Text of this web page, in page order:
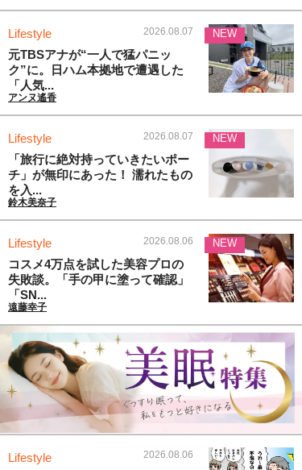
Lifestyle 2026.08.07
元TBSアナが“一人で猛パニッ
ク”に。日ハム本拠地で遭遇した
「人気...
アンヌ遙香
NEW
Lifestyle 2026.08.07
「旅行に絶対持っていきたいポー
チ」が無印にあった！ 濡れたもの
を入...
鈴木美奈子
NEW
Lifestyle 2026.08.06
コスメ4万点を試した美容プロの
失敗談。「手の甲に塗って確認」
「SN...
遠藤幸子
NEW
Lifestyle 2026.08.06